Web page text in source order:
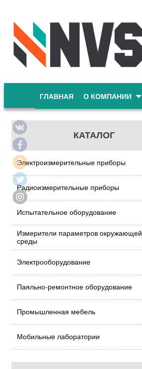
ГЛАВНАЯ О КОМПАНИИ
КАТАЛОГ
Электроизмерительные приборы
Радиоизмерительные приборы
Испытательное оборудование
Измерители параметров окружающей
среды
Электрооборудование
Паяльно-ремонтное оборудование
Промышленная мебель
Мобильные лаборатории